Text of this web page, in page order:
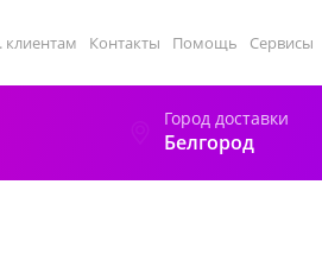
клиентам Контакты Помощь Сервисы
Город доставки
Белгород